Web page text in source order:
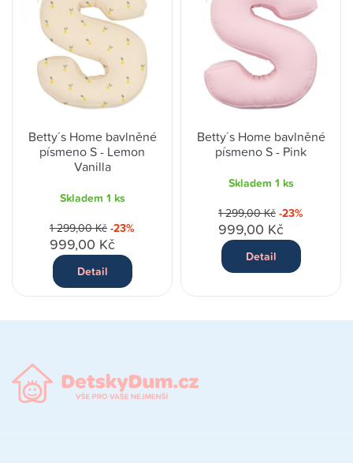
Betty´s Home bavlněné
písmeno S - Lemon
Vanilla
Skladem 1 ks
1 299,00 Kč -23%
999,00 Kč
Detail
Betty´s Home bavlněné
písmeno S - Pink
Skladem 1 ks
1 299,00 Kč -23%
999,00 Kč
Detail